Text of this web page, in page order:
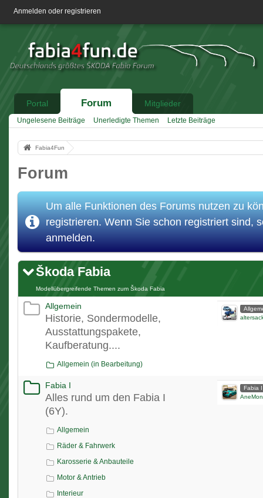
Anmelden oder registrieren
Portal Forum Mitglieder
Ungelesene Beiträge Unerledigte Themen Letzte Beiträge
Fabia4Fun
Forum
Um alle Funktionen des Forums nutzen zu
registrieren. Wenn Sie schon registriert sind,
anmelden.
Škoda Fabia
Modellübergreifende Themen zum Škoda Fabia
Allgemein
Historie, Sondermodelle,
Ausstattungspakete,
Kaufberatung....
Allgemein (in Bearbeitung)
Fabia I
Alles rund um den Fabia I
(6Y).
Fabia I
Allgemein
Räder & Fahrwerk
Karosserie & Anbauteile
Motor & Antrieb
Interieur